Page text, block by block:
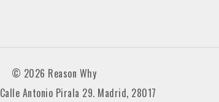
© 2026 Reason Why
Calle Antonio Pirala 29. Madrid, 28017